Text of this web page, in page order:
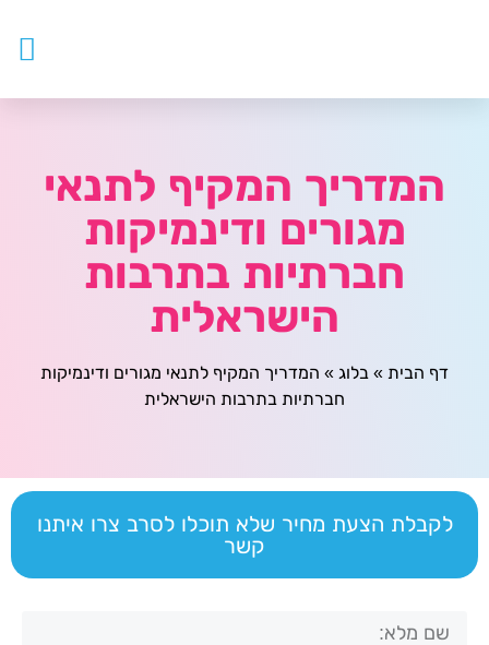
המדריך המקיף לתנאי
מגורים ודינמיקות
חברתיות בתרבות
הישראלית
דף הבית » בלוג » המדריך המקיף לתנאי מגורים ודינמיקות
חברתיות בתרבות הישראלית
לקבלת הצעת מחיר שלא תוכלו לסרב צרו איתנו
קשר